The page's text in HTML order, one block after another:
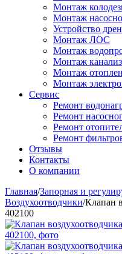
Монтаж
Монтаж
Устройство
Монтаж ЛОС
Монтаж
Монтаж
Монтаж
Монтаж
Сервис
Ремонт
Ремонт
Ремонт
Ремонт
Отзывы
Контакты
О компании
Главная/Запорная и
Воздухоотводчики/Клапан
402100